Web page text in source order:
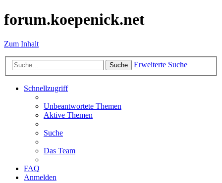
forum.koepenick.net
Zum Inhalt
Suche Erweiterte Suche
Schnellzugriff
Unbeantwortete Themen
Aktive Themen
Suche
Das Team
FAQ
Anmelden